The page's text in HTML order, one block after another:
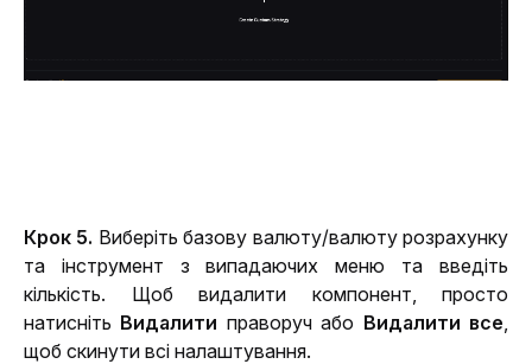
Крок 5. Виберіть базову валюту/валюту розрахунку
та інструмент з випадаючих меню та введіть
кількість. Щоб видалити компонент, просто
натисніть Видалити праворуч або Видалити все
щоб скинути всі налаштування.